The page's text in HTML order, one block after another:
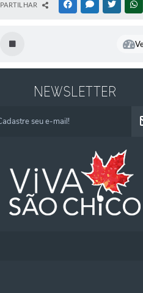
FACEBOOKMESSENGER
TWITTER
NEWSLETTER